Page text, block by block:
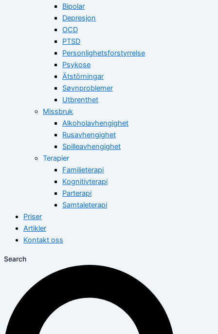
Bipolar
Depresjon
OCD
PTSD
Personlighetsforstyrrelse
Psykose
Ätstörningar
Søvnproblemer
Utbrenthet
Missbruk
Alkoholavhengighet
Rusavhengighet
Spilleavhengighet
Terapier
Familieterapi
Kognitivterapi
Parterapi
Samtaleterapi
Priser
Artikler
Kontakt oss
Search